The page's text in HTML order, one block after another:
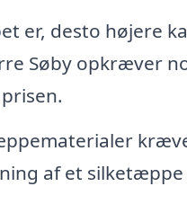
er, desto højere
Søby opkræver
af et